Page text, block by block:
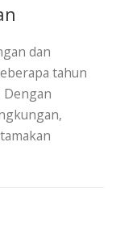
dan
tahun